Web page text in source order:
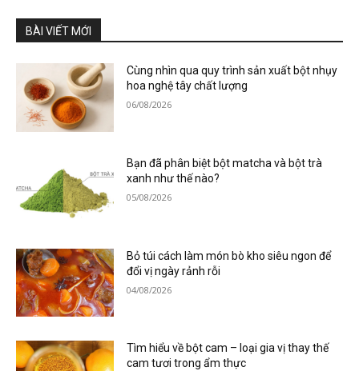
BÀI VIẾT MỚI
Cùng nhìn qua quy trình sản xuất bột nhụy
hoa nghệ tây chất lượng
06/08/2026
Bạn đã phân biệt bột matcha và bột trà
xanh như thế nào?
05/08/2026
Bỏ túi cách làm món bò kho siêu ngon để
đổi vị ngày rảnh rỗi
04/08/2026
Tìm hiểu về bột cam – loại gia vị thay thế
cam tươi trong ẩm thực